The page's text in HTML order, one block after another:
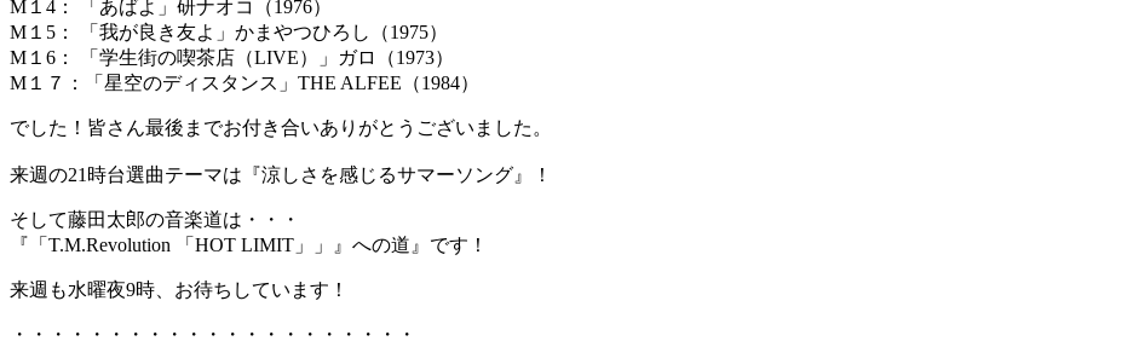
M１4： 「あばよ」研ナオコ（1976）
M１5： 「我が良き友よ」かまやつひろし（1975）
M１6： 「学生街の喫茶店（LIVE）」ガロ（1973）
M１７：「星空のディスタンス」THE ALFEE（1984）
でした！皆さん最後までお付き合いありがとうございました。
来週の21時台選曲テーマは『涼しさを感じるサマーソング』！
そして藤田太郎の音楽道は・・・
『「T.M.Revolution 「HOT LIMIT」」』への道』です！
来週も水曜夜9時、お待ちしています！
・・・・・・・・・・・・・・・・・・・・・